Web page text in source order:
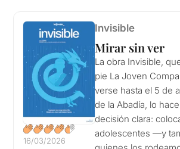
16/03/2026
Invisible
Mirar sin ver
La obra Invisible,
pie La Joven
verse hasta el 5 de
de la Abadía, lo
decisión clara:
adolescentes —y